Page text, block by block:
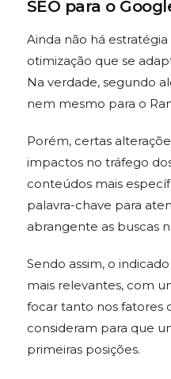
SEO para o
Ainda não há
otimização que se
Na verdade, segundo
nem mesmo para o
Porém, certas
impactos no tráfego
conteúdos mais
palavra-chave para
abrangente as buscas
Sendo assim, o
mais relevantes, com
focar tanto nos fatores
consideram para que
primeiras posições.